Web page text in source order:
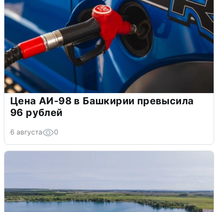
Цена АИ-98 в Башкирии превысила
96 рублей
6 августа 0